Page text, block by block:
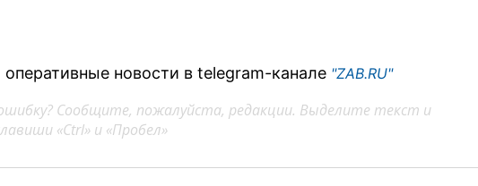
новости в telegram-канале "ZAB.RU"
Сообщите, пожалуйста, редакции. Выделите текст и
«Ctrl» и «Пробел»